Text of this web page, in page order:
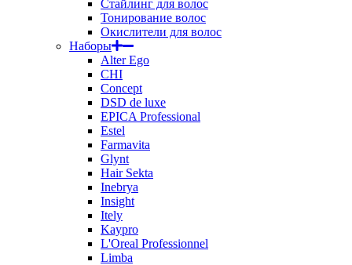
Стайлинг для волос
Тонирование волос
Окислители для волос
Наборы
Alter Ego
CHI
Concept
DSD de luxe
EPICA Professional
Estel
Farmavita
Glynt
Hair Sekta
Inebrya
Insight
Itely
Kaypro
L'Oreal Professionnel
Limba